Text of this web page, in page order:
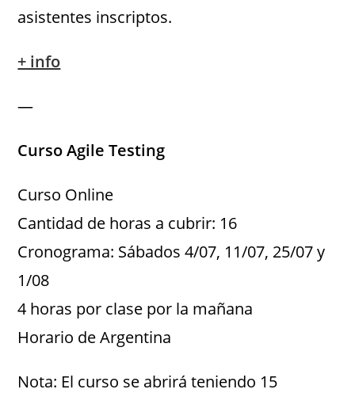
asistentes inscriptos.
+ info
—
Curso Agile Testing
Curso Online
Cantidad de horas a cubrir: 16
Cronograma: Sábados 4/07, 11/07, 25/07 y
1/08
4 horas por clase por la mañana
Horario de Argentina
Nota: El curso se abrirá teniendo 15